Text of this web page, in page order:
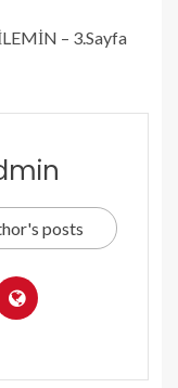
– 3.Sayfa
posts